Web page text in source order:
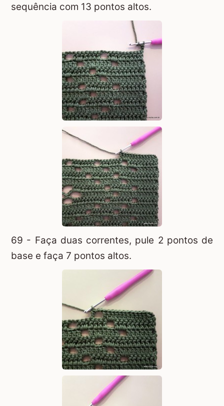
sequência com 13 pontos altos.
69 - Faça duas correntes, pule 2 pontos de
base e faça 7 pontos altos.